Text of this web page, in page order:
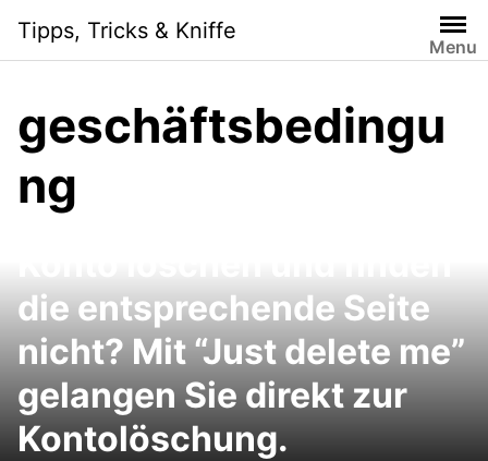
content
Tipps, Tricks & Kniffe
Menu
geschäftsbedingu
ng
Sie möchten ein Online-
die entsprechende Seite
nicht? Mit “Just delete me”
gelangen Sie direkt zur
Kontolöschung.